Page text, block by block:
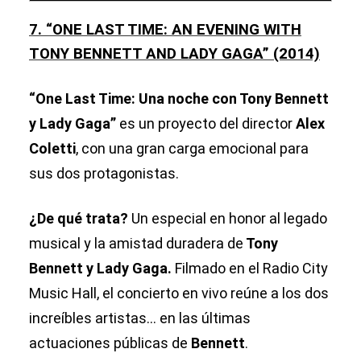
7. “ONE LAST TIME: AN EVENING WITH
TONY BENNETT AND LADY GAGA” (2014)
“One Last Time: Una noche con Tony Bennett
y Lady Gaga” es un proyecto del directorAlex
Coletti, con una gran carga emocional para
sus dos protagonistas.
¿De qué trata? Un especial en honor al legado
musical y la amistad duradera de Tony
Bennett y Lady Gaga. Filmado en el Radio City
Music Hall, el concierto en vivo reúne a los dos
increíbles artistas... en las últimas
actuaciones públicas de Bennett.